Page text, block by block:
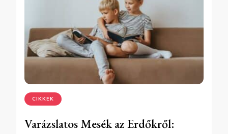
CIKKEK
Varázslatos Mesék az Erdőkről: